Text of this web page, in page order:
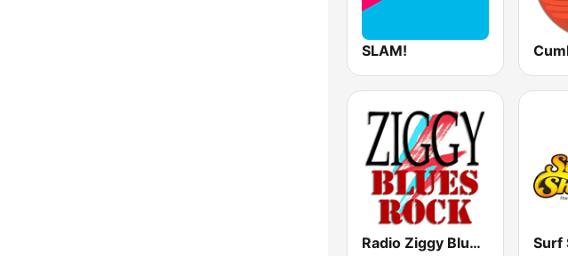
SLAM!
Radio Ziggy BluesRock Surf